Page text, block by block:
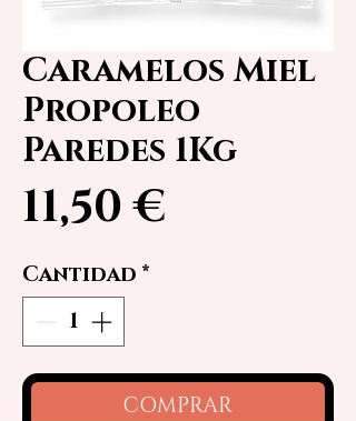
Caramelos Miel
Propoleo
Paredes 1Kg
11,50 €
Cantidad *
COMPRAR